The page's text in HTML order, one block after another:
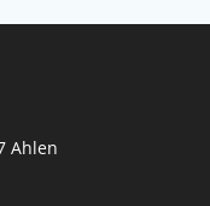
Ahlen